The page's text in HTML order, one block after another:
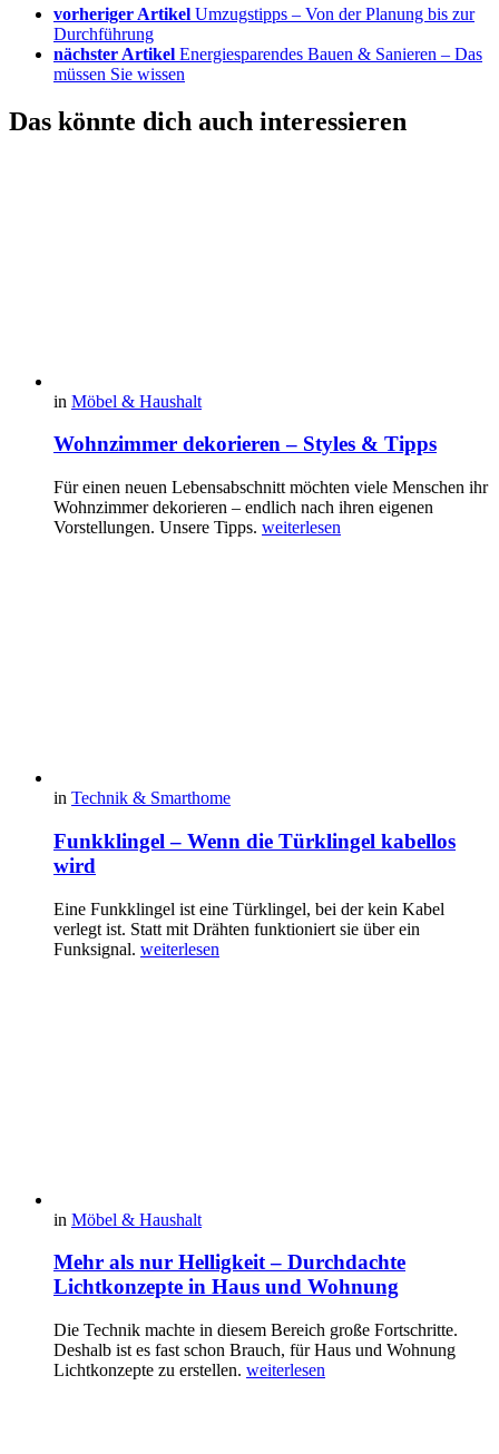
vorheriger Artikel Umzugstipps – Von der Planung bis zur
Durchführung
nächster Artikel Energiesparendes Bauen & Sanieren – Das
müssen Sie wissen
Das könnte dich auch interessieren
in Möbel & Haushalt
Wohnzimmer dekorieren – Styles & Tipps
Für einen neuen Lebensabschnitt möchten viele Menschen ihr
Wohnzimmer dekorieren – endlich nach ihren eigenen
Vorstellungen. Unsere Tipps. weiterlesen
in Technik & Smarthome
Funkklingel – Wenn die Türklingel kabellos
wird
Eine Funkklingel ist eine Türklingel, bei der kein Kabel
verlegt ist. Statt mit Drähten funktioniert sie über ein
Funksignal. weiterlesen
in Möbel & Haushalt
Mehr als nur Helligkeit – Durchdachte
Lichtkonzepte in Haus und Wohnung
Die Technik machte in diesem Bereich große Fortschritte.
Deshalb ist es fast schon Brauch, für Haus und Wohnung
Lichtkonzepte zu erstellen. weiterlesen